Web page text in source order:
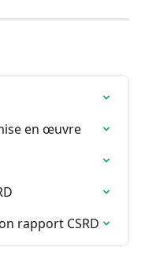
en œuvre
rapport CSRD